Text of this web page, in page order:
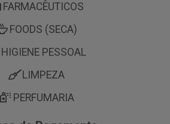
FARMACÊUTICOS
FOODS (SECA)
HIGIENE PESSOAL
LIMPEZA
PERFUMARIA